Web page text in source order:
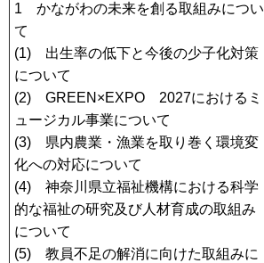
1 かながわの未来を創る取組みについ
て
(1) 出生率の低下と今後の少子化対策
について
(2) GREEN×EXPO 2027におけるミ
ュージカル事業について
(3) 県内農業・漁業を取り巻く環境変
化への対応について
(4) 神奈川県立福祉機構における科学
的な福祉の研究及び人材育成の取組み
について
(5) 教員不足の解消に向けた取組みに